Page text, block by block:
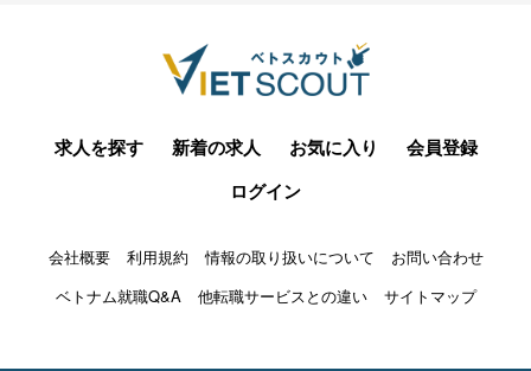
求人を探す 新着の求人 お気に入り
会員登録
ログイン
会社概要 利用規約 情報の取り扱いについて
お問い合わせ
ベトナム就職Q&A
他転職サービスとの違い サイトマップ